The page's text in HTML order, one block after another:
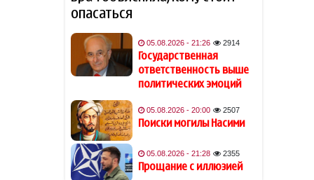
возлюбленного
19:48
Джаред Лето лишился роли
в фильме на фоне
обвинений в насилии
19:40
Обнаружены признаки
существования древних
океанов на Венере
19:34
Из-за атак хуситов погибли
не менее 45 военных ВС
опасаться
05.08.2026 - 21:26 2914
Государственная
ответственность выше
политических эмоций
05.08.2026 - 20:00 2507
Поиски могилы Насими
05.08.2026 - 21:28 2355
Прощание с иллюзией